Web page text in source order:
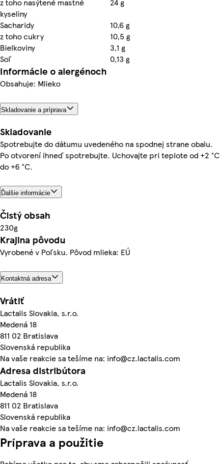
kyseliny
Sacharidy
10,6 g
z toho cukry
10,5 g
Bielkoviny
3,1 g
Soľ
0,13 g
Informácie o alergénoch
Obsahuje: Mlieko
Skladovanie a príprava
Skladovanie
Spotrebujte do dátumu uvedeného na spodnej strane obalu.
Po otvorení ihneď spotrebujte. Uchovajte pri teplote od +2 °C
do +6 °C.
Ďalšie informácie
Čistý obsah
230g
Krajina pôvodu
Vyrobené v Poľsku. Pôvod mlieka: EÚ
Kontaktná adresa
Vrátiť
Lactalis Slovakia, s.r.o.
Medená 18
811 02 Bratislava
Slovenská republika
Na vaše reakcie sa tešíme na: info@cz.lactalis.com
Adresa distribútora
Lactalis Slovakia, s.r.o.
Medená 18
811 02 Bratislava
Slovenská republika
Na vaše reakcie sa tešíme na: info@cz.lactalis.com
Príprava a použitie